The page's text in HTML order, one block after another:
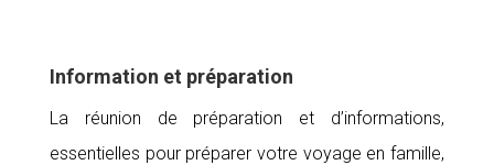
Information et préparation
La réunion de préparation et d’informations,
essentielles pour préparer votre voyage en famille,